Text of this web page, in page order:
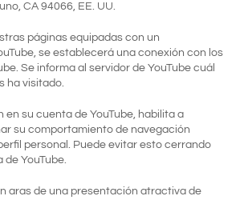
CA 94066, EE. UU.
páginas equipadas con un
se establecerá una conexión con los
Se informa al servidor de YouTube cuál
ha visitado.
en su cuenta de YouTube, habilita a
su comportamiento de navegación
personal. Puede evitar esto cerrando
YouTube.
aras de una presentación atractiva de